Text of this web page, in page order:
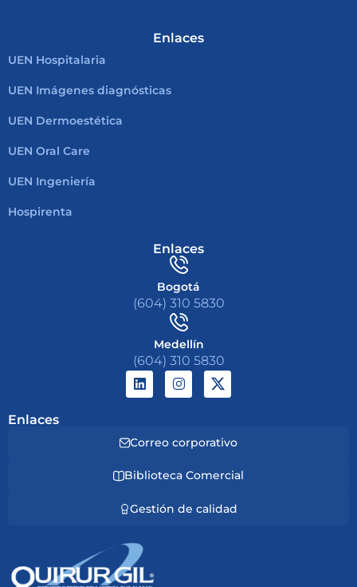
Enlaces
UEN Hospitalaria
UEN Imágenes diagnósticas
UEN Dermoestética
UEN Oral Care
UEN Ingeniería
Hospirenta
Enlaces
Bogotá
(604) 310 5830
Medellín
(604) 310 5830
Enlaces
Correo corporativo
Biblioteca Comercial
Gestión de calidad